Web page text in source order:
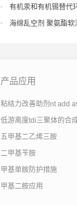
有机汞和有机锡替代
海绵乱空剂 聚氨酯
产品应用
粘结力改善助剂nt add
低游离度tdi三聚体的合
五甲基二乙烯三胺
二甲基苄胺
甲基单胺防护措施
甲基二胺应用